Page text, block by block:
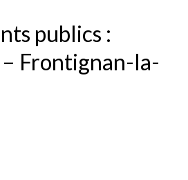
publics :
Frontignan-la-